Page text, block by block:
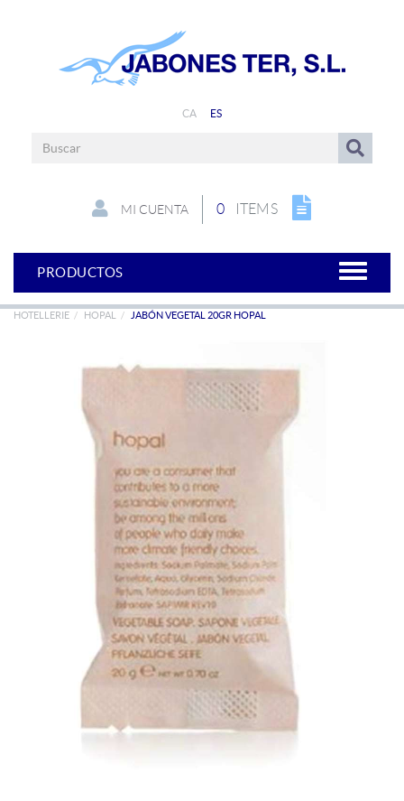
CA ES
0 ITEMS
MI CUENTA
PRODUCTOS
HOTELLERIE HOPAL JABÓN VEGETAL 20GR HOPAL